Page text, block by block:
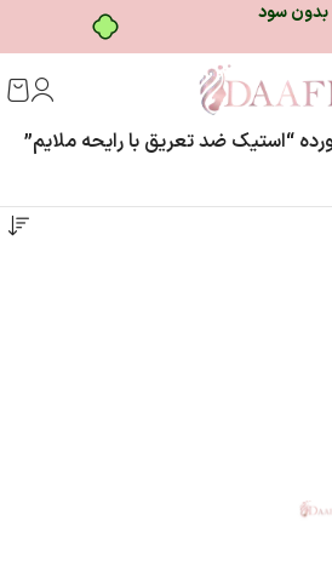
سود
“استیک ضد تعریق با رایحه ملایم”